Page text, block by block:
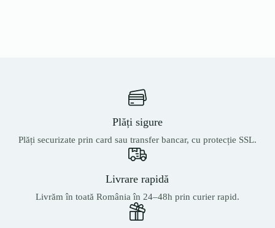
Plăți sigure
Plăți securizate prin card sau transfer bancar, cu protecție SSL.
Livrare rapidă
Livrăm în toată România în 24–48h prin curier rapid.